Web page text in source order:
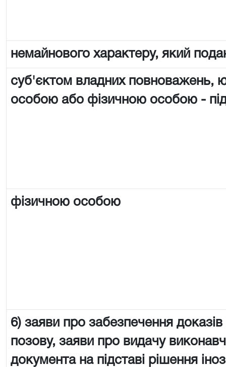
немайнового характеру, який
суб'єктом владних повноважень,
особою або фізичною особою -
фізичною особою
6) заяви про забезпечення
позову, заяви про видачу
документа на підставі рішення